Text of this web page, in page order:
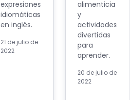
expresiones
idiomáticas
en inglés.
21 de julio de
2022
alimenticia
y
actividades
divertidas
para
aprender.
20 de julio de
2022